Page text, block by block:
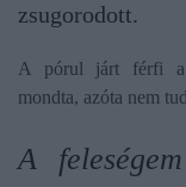
zsugorodott.
A pórul járt férfi a
mondta, azóta nem
A